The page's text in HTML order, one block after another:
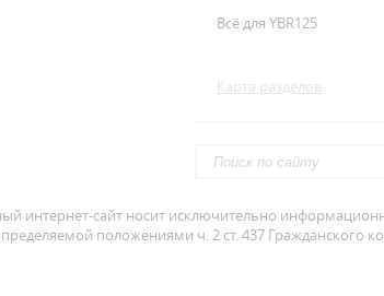
Всё для YBR125
Карта разделов
интернет-сайт носит исключительно
положениями ч. 2 ст. 437 Гражданского